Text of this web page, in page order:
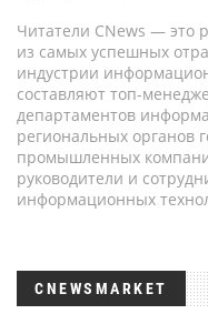
Читатели CNews — это
из самых успешных
индустрии
составляют топ-
департаментов
региональных органов
промышленных
руководители и
информационных
CNEWSMARKET